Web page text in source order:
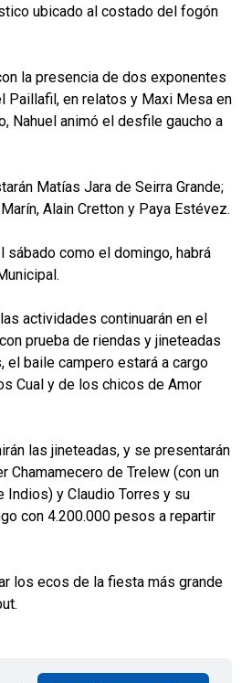
ubicado al costado del fogón
la presencia de dos exponentes
Paillafil, en relatos y Maxi Mesa en
Nahuel animó el desfile gaucho a
Matías Jara de Seirra Grande;
Alain Cretton y Paya Estévez.
sábado como el domingo, habrá
actividades continuarán en el
prueba de riendas y jineteadas
el baile campero estará a cargo
Cual y de los chicos de Amor
las jineteadas, y se presentarán
Chamamecero de Trelew (con un
Indios) y Claudio Torres y su
con 4.200.000 pesos a repartir
los ecos de la fiesta más grande